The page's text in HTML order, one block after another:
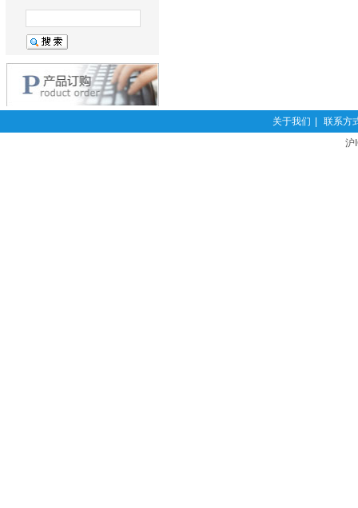
关于我们
联系方
沪